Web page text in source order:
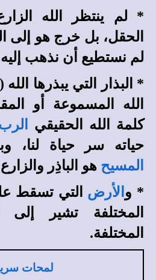
* لم ينتظر الله
الحقل، بل خرج هو إلى
لم نستطيع أن نذهب إليه
* البذار التي يبذرها
الله المسموعة أو
كلمة الله الحقيقي
حياته سر حياة لنا،
المسيح هو الباذِر
* و الأرض التي تسقط
المختلفة تشير إلى
المختلفة.
لمحات